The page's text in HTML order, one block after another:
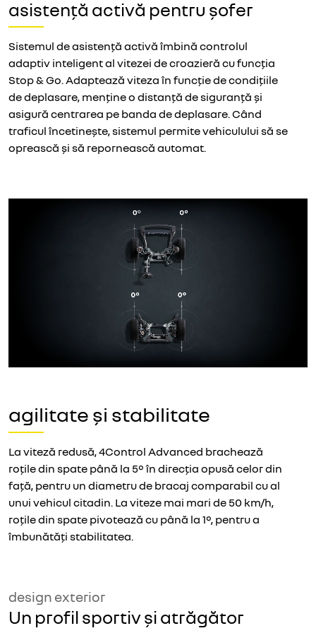
asistență activă pentru șofer
Sistemul de asistență activă îmbină controlul
adaptiv inteligent al vitezei de croazieră cu funcția
Stop & Go. Adaptează viteza în funcție de condițiile
de deplasare, menține o distanță de siguranță și
asigură centrarea pe banda de deplasare. Când
traficul încetinește, sistemul permite vehiculului să se
oprească și să repornească automat.
agilitate și stabilitate
La viteză redusă, 4Control Advanced brachează
roțile din spate până la 5° în direcția opusă celor din
față, pentru un diametru de bracaj comparabil cu al
unui vehicul citadin. La viteze mai mari de 50 km/h,
roțile din spate pivotează cu până la 1°, pentru a
îmbunătăți stabilitatea.
design exterior
Un profil sportiv și atrăgător